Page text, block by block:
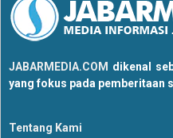
JABARMEDIA.COM dikenal
yang fokus pada pemberitaan
Tentang Kami